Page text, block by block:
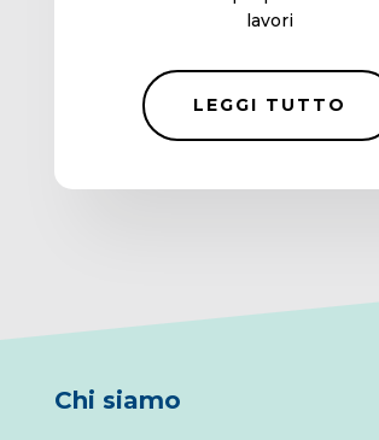
lavori
LEGGI TUTTO
Chi siamo